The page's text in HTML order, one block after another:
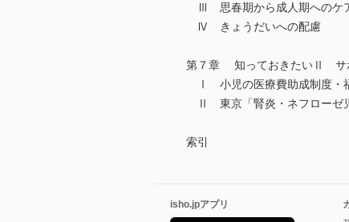
Ⅲ 思春期から成人期へのケ
Ⅳ きょうだいへの配慮
第７章 知っておきたいⅡ サ
Ⅰ 小児の医療費助成制度・
Ⅱ 東京「腎炎・ネフローゼ
索引
isho.jpアプリ